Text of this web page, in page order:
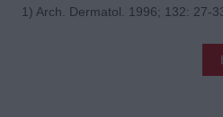
1) Arch. Dermatol. 1996; 132: 27-